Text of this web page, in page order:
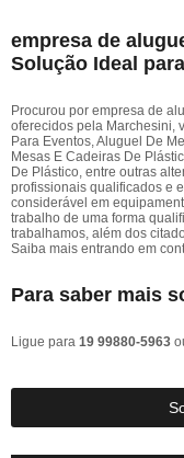
empresa de
Solução Ideal
Procurou por empresa de
oferecidos pela Marchesini,
Para Eventos, Aluguel De
Mesas E Cadeiras De
De Plástico, entre outras
profissionais qualificados e
considerável em
trabalho de uma forma
trabalhamos, além dos
Saiba mais entrando em
Para saber mais
Ligue para 19 99880-5963